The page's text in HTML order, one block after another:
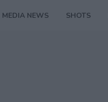
MEDIA NEWS SHOTS